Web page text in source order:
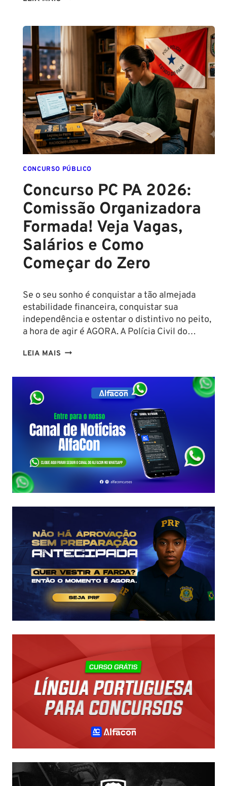
CONTRATO
COM
A
FCC
É
ASSINADO
E
EDITAL
É
IMINENTE!
SALÁRIOS
CHEGAM
R$
43
CONCURSO PÚBLICO
Concurso PC PA 2026:
Comissão Organizadora
Formada! Veja Vagas,
Salários e Como
Começar do Zero
Se o seu sonho é conquistar a tão almejada
estabilidade financeira, conquistar sua
independência e ostentar o distintivo no peito,
a hora de agir é AGORA. A Polícia Civil do…
LEIA MAIS CONCURSO
PA
COMISSÃO
ORGANIZADORA
FORMADA!
VEJA
VAGAS,
SALÁRIOS
DO